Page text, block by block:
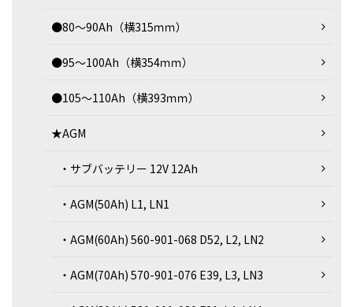
●80～90Ah（横315ｍｍ）
●95～100Ah（横354ｍｍ）
●105～110Ah（横393ｍｍ）
★AGM
・サブバッテリー 12V 12Ah
・AGM(50Ah) L1, LN1
・AGM(60Ah) 560-901-068 D52, L2, LN2
・AGM(70Ah) 570-901-076 E39, L3, LN3